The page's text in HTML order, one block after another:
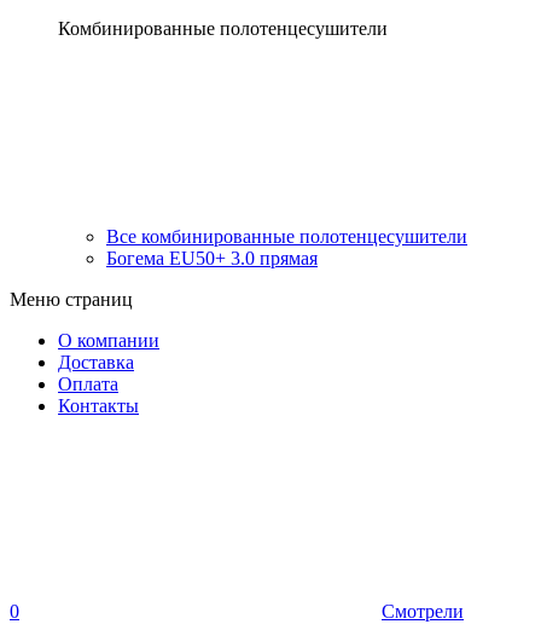
Комбинированные полотенцесушители
Все комбинированные полотенцесушители
Богема EU50+ 3.0 прямая
Меню страниц
О компании
Доставка
Оплата
Контакты
0 Смотрели